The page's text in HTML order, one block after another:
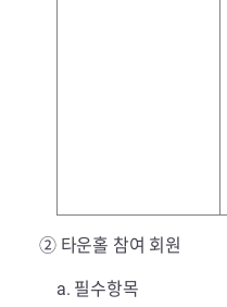
② 타운홀 참여 회원
a. 필수항목